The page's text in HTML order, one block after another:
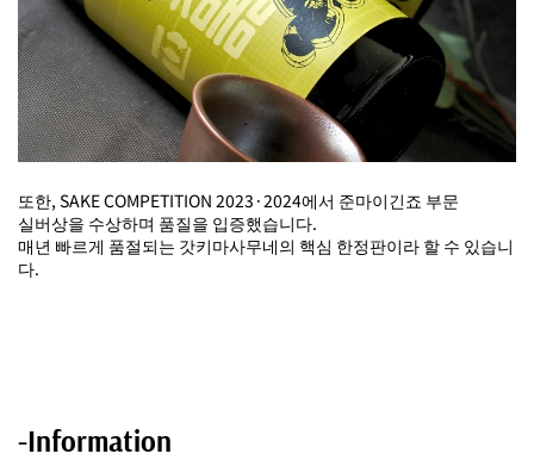
또한, SAKE COMPETITION 2023·2024에서 준마이긴죠 부문
실버상을 수상하며 품질을 입증했습니다.
매년 빠르게 품절되는 갓키마사무네의 핵심 한정판이라 할 수 있습니
다.
-Information